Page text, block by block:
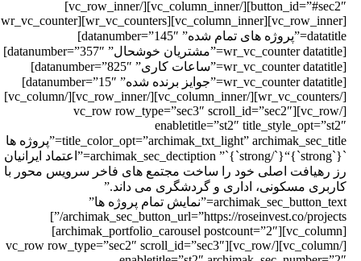
[vc_row_inner][vc_column_inner][wr_vc_counters][wr_vc_counter
datatitle=”پروژه های تمام شده” datanumber=”145″]
[wr_vc_counter datatitle=”مشتریان خوشحال” datanumber=”357″]
[wr_vc_counter datatitle=”ساعات کاری” datanumber=”825″]
[wr_vc_counter datatitle=”جوایز برنده شده” datanumber=”15″]
[/vc_row][vc_row row_type=”sec3″ scroll_id=”sec2″
enabletitle=”st2″
title_color_opt=”archimak_txt_light” archimak_sec_title=”پروژه ها
`{`strong`}“{`/strong`}`” archimak_sec_dectiption=”اعتماد ایرانیان
رهیافت اصلی خود را ساخت مجتمع های فاخر سرویس محور با
مسکونی، اداری و گردشگری می داند.”
archimak_sec_button_text=”نمایش تمام پروژه ها”
archimak_sec_button_url=”https://roseinvest.co/projects/”]
[vc_column][archimak_portfolio_carousel postcount=”2″]
[/vc_column][/vc_row][vc_row row_type=”sec2″ scroll_id=”sec3″